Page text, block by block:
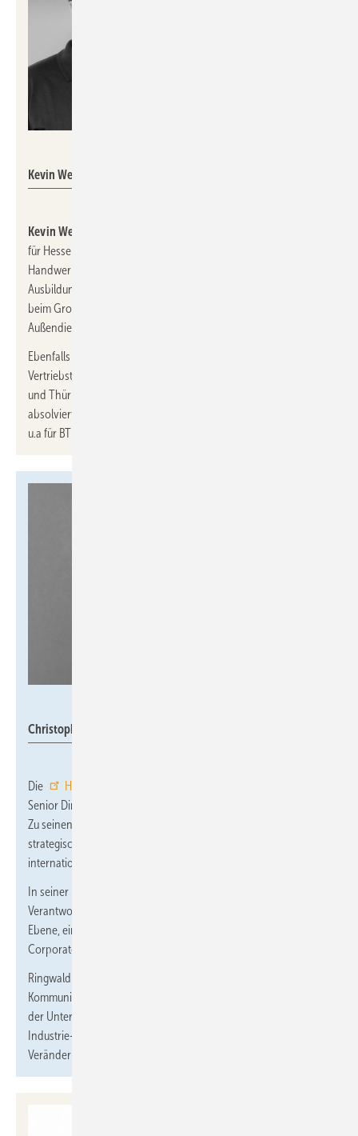
Kevin Wessels (links) und Marcel Radlach
Kevin Wessels
für Hessen (intern Vertriebsgebiet 10). Wessels kommt aus einer
Handwerkerfamilie und startete seine Karriere mit einer
Ausbildung im SHK-Handwerk. Anschließend war er fast 20 Jahre
beim Großhändler Richter+Frenzel tätig – davon 10 Jahre im
Außendienst.
Ebenfalls im September startete
Vertriebstätigkeit im Außendienst für Empur in Sachsen-Anhalt
und Thüringen (intern Vertriebsgebiet 4 und 8). Radlach
absolvierte eine Ausbildung im SHK-Handwerk und war danach
u.a für BTI und im Außendienst der GC-Gruppe tätig.
Christoph Ringwald
Die Hager Group
Senior Director Communications and Public Relations ernannt.
Zu seinen Hauptaufgaben zählt die Weiterentwicklung der
strategischen Kommunikation des Unternehmens auf
internationaler Ebene.
In seiner neuen Funktion übernimmt Ringwald die
Verantwortung für alle Kommunikationsbereiche auf Group-
Ebene, einschließlich interner Kommunikation, Medienarbeit,
Corporate Branding und Sponsoring.
Ringwald ist ein international erfahrener
Kommunikationsmanager mit mehr als 20 Jahren Erfahrung in
der Unternehmenskommunikation und Markenführung aus
Industrie- und Dienstleistungsperspektive mit einem Fokus auf
Veränderungskommunikation.